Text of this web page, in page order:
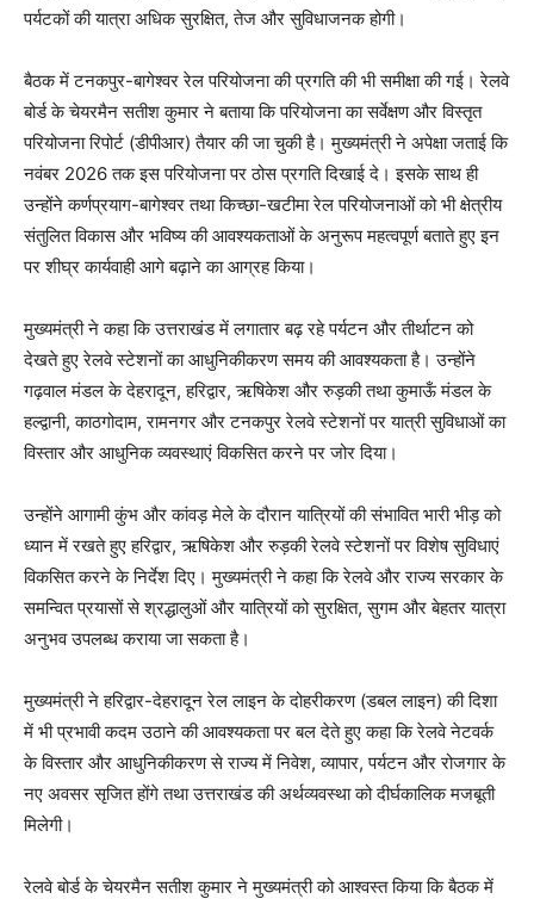
पर्यटकों की यात्रा अधिक सुरक्षित, तेज और सुविधाजनक होगी।
बैठक में टनकपुर-बागेश्वर रेल परियोजना की प्रगति की भी समीक्षा की गई। रेलवे
बोर्ड के चेयरमैन सतीश कुमार ने बताया कि परियोजना का सर्वेक्षण और विस्तृत
परियोजना रिपोर्ट (डीपीआर) तैयार की जा चुकी है। मुख्यमंत्री ने अपेक्षा जताई कि
नवंबर 2026 तक इस परियोजना पर ठोस प्रगति दिखाई दे। इसके साथ ही
उन्होंने कर्णप्रयाग-बागेश्वर तथा किच्छा-खटीमा रेल परियोजनाओं को भी क्षेत्रीय
संतुलित विकास और भविष्य की आवश्यकताओं के अनुरूप महत्वपूर्ण बताते हुए इन
पर शीघ्र कार्यवाही आगे बढ़ाने का आग्रह किया।
मुख्यमंत्री ने कहा कि उत्तराखंड में लगातार बढ़ रहे पर्यटन और तीर्थाटन को
देखते हुए रेलवे स्टेशनों का आधुनिकीकरण समय की आवश्यकता है। उन्होंने
गढ़वाल मंडल के देहरादून, हरिद्वार, ऋषिकेश और रुड़की तथा कुमाऊँ मंडल के
हल्द्वानी, काठगोदाम, रामनगर और टनकपुर रेलवे स्टेशनों पर यात्री सुविधाओं का
विस्तार और आधुनिक व्यवस्थाएं विकसित करने पर जोर दिया।
उन्होंने आगामी कुंभ और कांवड़ मेले के दौरान यात्रियों की संभावित भारी भीड़ को
ध्यान में रखते हुए हरिद्वार, ऋषिकेश और रुड़की रेलवे स्टेशनों पर विशेष सुविधाएं
विकसित करने के निर्देश दिए। मुख्यमंत्री ने कहा कि रेलवे और राज्य सरकार के
समन्वित प्रयासों से श्रद्धालुओं और यात्रियों को सुरक्षित, सुगम और बेहतर यात्रा
अनुभव उपलब्ध कराया जा सकता है।
मुख्यमंत्री ने हरिद्वार-देहरादून रेल लाइन के दोहरीकरण (डबल लाइन) की दिशा
में भी प्रभावी कदम उठाने की आवश्यकता पर बल देते हुए कहा कि रेलवे नेटवर्क
के विस्तार और आधुनिकीकरण से राज्य में निवेश, व्यापार, पर्यटन और रोजगार के
नए अवसर सृजित होंगे तथा उत्तराखंड की अर्थव्यवस्था को दीर्घकालिक मजबूती
मिलेगी।
रेलवे बोर्ड के चेयरमैन सतीश कुमार ने मुख्यमंत्री को आश्वस्त किया कि बैठक में